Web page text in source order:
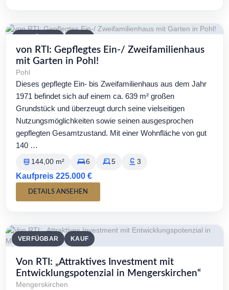
von RTI: Gepflegtes Ein-/ Zweifamilienhaus
mit Garten in Pohl!
Pohl
Dieses gepflegte Ein- bis Zweifamilienhaus aus dem Jahr
1971 befindet sich auf einem ca. 639 m² großen
Grundstück und überzeugt durch seine vielseitigen
Nutzungsmöglichkeiten sowie seinen ausgesprochen
gepflegten Gesamtzustand. Mit einer Wohnfläche von gut
140 …
144,00 m² 6 5 3
Kaufpreis 225.000 €
DETAILS ANSEHEN
VERFÜGBAR KAUF
Von RTI: „Attraktives Investment mit
Entwicklungspotenzial in Mengerskirchen“
Mengerskirchen